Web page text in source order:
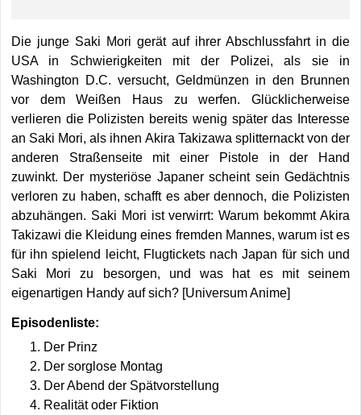
Die junge Saki Mori gerät auf ihrer Abschlussfahrt in die
USA in Schwierigkeiten mit der Polizei, als sie in
Washington D.C. versucht, Geldmünzen in den Brunnen
vor dem Weißen Haus zu werfen. Glücklicherweise
verlieren die Polizisten bereits wenig später das Interesse
an Saki Mori, als ihnen Akira Takizawa splitternackt von der
anderen Straßenseite mit einer Pistole in der Hand
zuwinkt. Der mysteriöse Japaner scheint sein Gedächtnis
verloren zu haben, schafft es aber dennoch, die Polizisten
abzuhängen. Saki Mori ist verwirrt: Warum bekommt Akira
Takizawi die Kleidung eines fremden Mannes, warum ist es
für ihn spielend leicht, Flugtickets nach Japan für sich und
Saki Mori zu besorgen, und was hat es mit seinem
eigenartigen Handy auf sich? [Universum Anime]
Episodenliste:
Der Prinz
Der sorglose Montag
Der Abend der Spätvorstellung
Realität oder Fiktion